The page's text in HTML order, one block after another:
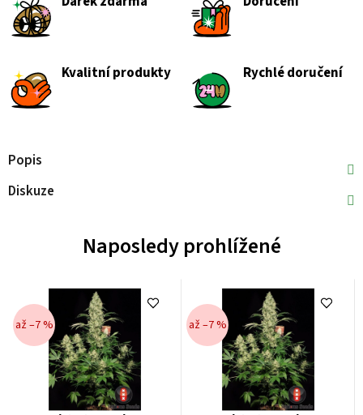
Kvalitní produkty Rychlé doručení
Popis
Diskuze
Naposledy prohlížené
až –7 % až –7 %